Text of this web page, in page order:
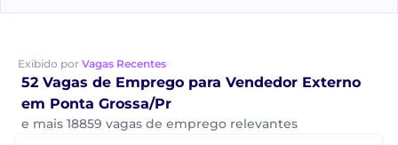
Exibido por Vagas Recentes
52 Vagas de Emprego para Vendedor Externo
em Ponta Grossa/Pr
e mais 18859 vagas de emprego relevantes